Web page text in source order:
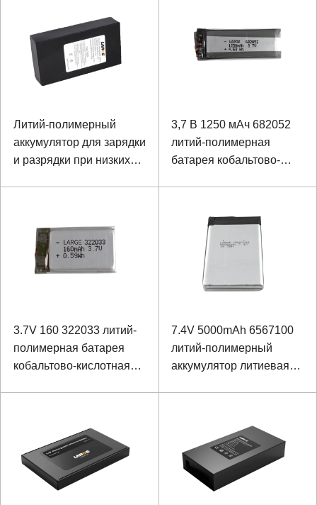
Литий-полимерный
аккумулятор для зарядки
и разрядки при низких
Express
3,7 В 1250 мАч 682052
литий-полимерная
батарея кобальтово-
3.7V 160 322033 литий-
полимерная батарея
кобальтово-кислотная
7.4V 5000mAh 6567100
литий-полимерный
аккумулятор литиевая